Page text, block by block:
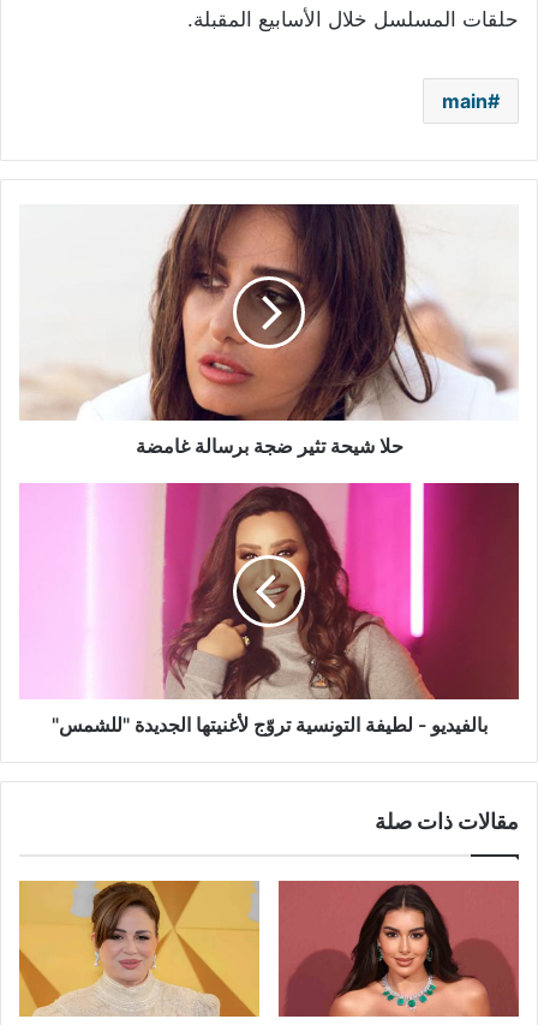
حلقات المسلسل خلال الأسابيع المقبلة.
main
حلا شيحة تثير ضجة برسالة غامضة
بالفيديو - لطيفة التونسية تروّج لأغنيتها الجديدة "للشمس"
مقالات ذات صلة